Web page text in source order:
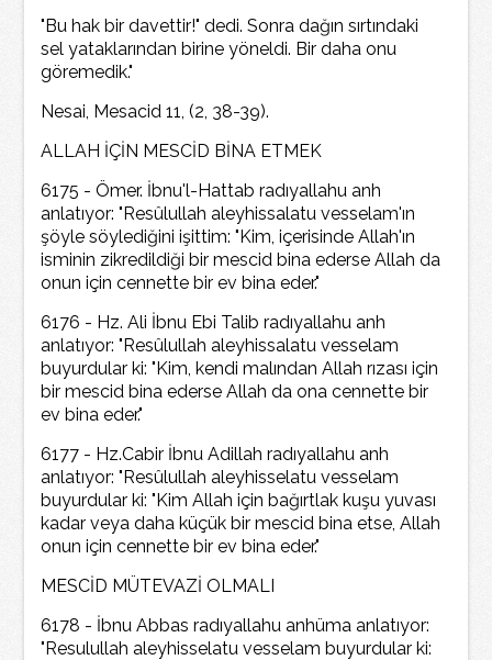
"Bu hak bir davettir!" dedi. Sonra dağın sırtındaki
sel yataklarından birine yöneldi. Bir daha onu
göremedik."
Nesai, Mesacid 11, (2, 38-39).
ALLAH İÇİN MESCİD BİNA ETMEK
6175 - Ömer. İbnu'l-Hattab radıyallahu anh
anlatıyor: "Resûlullah aleyhissalatu vesselam'ın
şöyle söylediğini işittim: "Kim, içerisinde Allah'ın
isminin zikredildiği bir mescid bina ederse Allah da
onun için cennette bir ev bina eder."
6176 - Hz. Ali İbnu Ebi Talib radıyallahu anh
anlatıyor: "Resûlullah aleyhissalatu vesselam
buyurdular ki: "Kim, kendi malından Allah rızası için
bir mescid bina ederse Allah da ona cennette bir
ev bina eder."
6177 - Hz.Cabir İbnu Adillah radıyallahu anh
anlatıyor: "Resûlullah aleyhisselatu vesselam
buyurdular ki: "Kim Allah için bağırtlak kuşu yuvası
kadar veya daha küçük bir mescid bina etse, Allah
onun için cennette bir ev bina eder."
MESCİD MÜTEVAZİ OLMALI
6178 - İbnu Abbas radıyallahu anhüma anlatıyor:
"Resulullah aleyhisselatu vesselam buyurdular ki: